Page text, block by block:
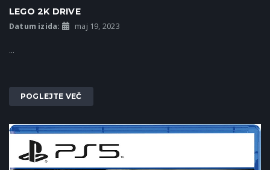
LEGO 2K DRIVE
Datum izida: maj 19, 2023
...
POGLEJTE VEČ